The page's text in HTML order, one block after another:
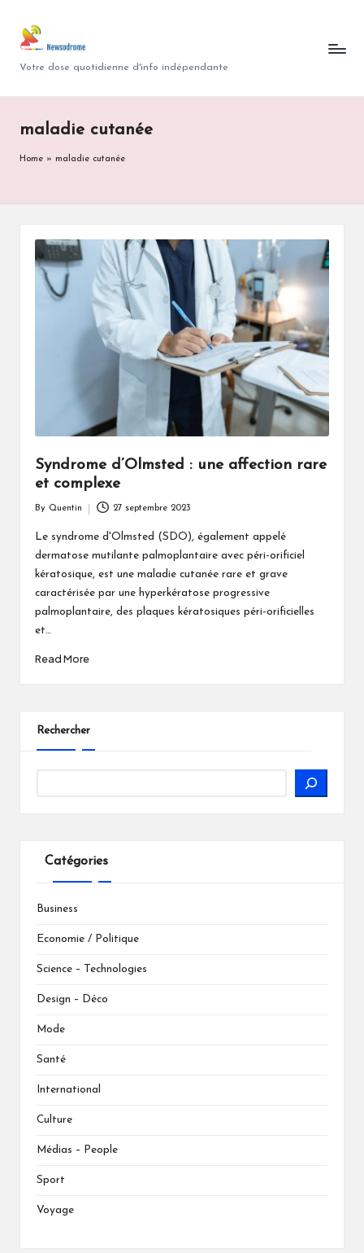
content
N
e
w
s
o
r
m
Votre dose quotidienne d'info indépendante
maladie cutanée
Home » maladie cutanée
Syndrome d’Olmsted : une affection rare
et complexe
by
By Quentin 27 septembre 2023
Le syndrome d'Olmsted (SDO), également appelé
dermatose mutilante palmoplantaire avec péri-orificiel
kératosique, est une maladie cutanée rare et grave
caractérisée par une hyperkératose progressive
palmoplantaire, des plaques kératosiques péri-orificielles
et…
Read More
Rechercher
Catégories
Business
Economie / Politique
Science – Technologies
Design – Déco
Mode
Santé
International
Culture
Médias – People
Sport
Voyage